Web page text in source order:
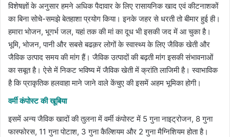
विशेषज्ञों के अनुसार हमने अधिक पैदावार के लिए रासायनिक खाद एवं कीटनाशकों
का बिना सोचे-समझे बेतहाशा प्रयोग किया। इनके जहर से धरती तो बीमार हुई ही।
हमारा भोजन, भूगर्भ जल, यहां तक की मां का दूध भी इसकी जद में आ चुका है।
भूमि, भोजन, पानी और सबसे बढक़र लोगों के स्वास्थ्य के लिए जैविक खेती और
जैविक उत्पाद समय की मांग हैं। जैविक उत्पादों की बढ़ती मांग इसकी संभावनाओं
का सबूत है। ऐसे में निकट भविष्य में जैविक खेती में क्रांति लाजिमी है। स्वाभाविक
है कि प्राकृतिक हलवाहा माने जाने वाले केंचुए की इसमें अहम भूमिका होगी।
वर्मी कंपोस्ट की खूबिया
इसमें अन्य जैविक खादों की तुलना में वर्मी कंपोस्ट में 5 गुना नाइट्रोजन, 8 गुना
फास्फोरस, 11 गुना पोटाश, 3 गुना कैल्शियम और 2 गुना मैग्निशियम होता है।